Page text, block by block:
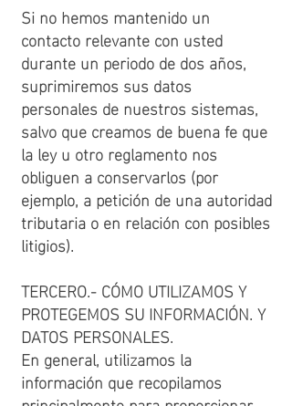
Si no hemos mantenido un
contacto relevante con usted
durante un periodo de dos años,
suprimiremos sus datos
personales de nuestros sistemas,
salvo que creamos de buena fe que
la ley u otro reglamento nos
obliguen a conservarlos (por
ejemplo, a petición de una autoridad
tributaria o en relación con posibles
litigios).
TERCERO.- CÓMO UTILIZAMOS Y
PROTEGEMOS SU INFORMACIÓN. Y
DATOS PERSONALES.
En general, utilizamos la
información que recopilamos